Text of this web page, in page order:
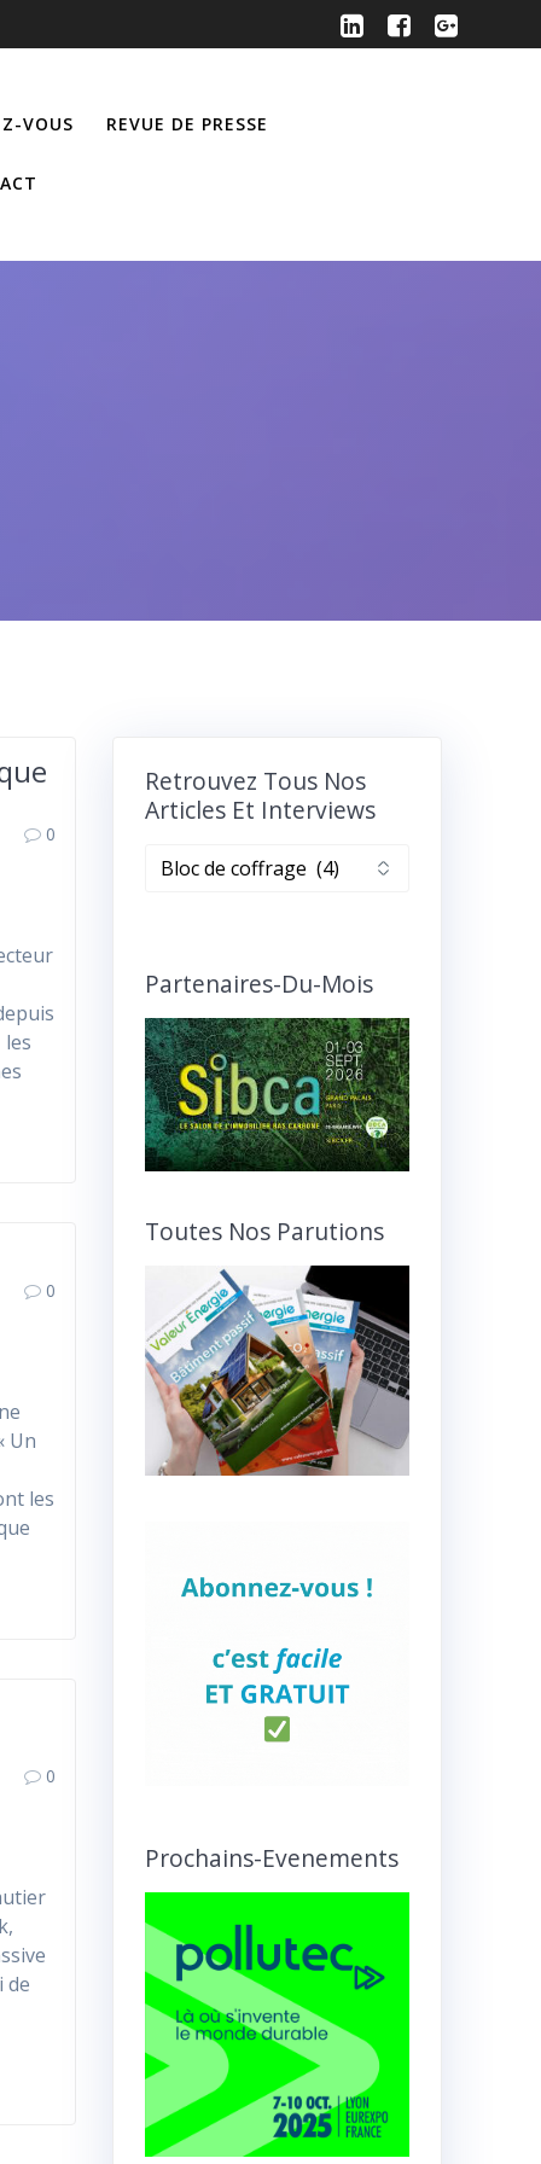
VOUS REVUE DE PRESSE
0
0
Un
les
0
de
Retrouvez Tous Nos
Articles Et Interviews
Retrouvez
et
Partenaires-Du-Mois
Toutes Nos Parutions
Prochains-Evenements